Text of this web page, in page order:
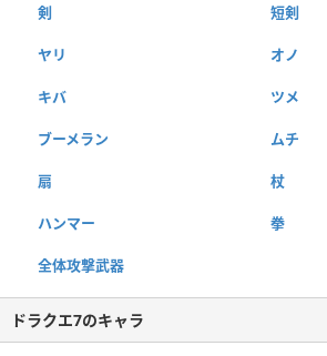
剣 短剣
ヤリ オノ
キバ ツメ
ブーメラン ムチ
扇 杖
ハンマー 拳
全体攻撃武器
ドラクエ7のキャラ